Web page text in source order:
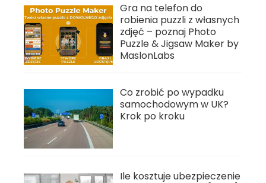
Gra na telefon do
robienia puzzli z własnych
zdjęć – poznaj Photo
Puzzle & Jigsaw Maker by
MaslonLabs
Co zrobić po wypadku
samochodowym w UK?
Krok po kroku
Ile kosztuje ubezpieczenie